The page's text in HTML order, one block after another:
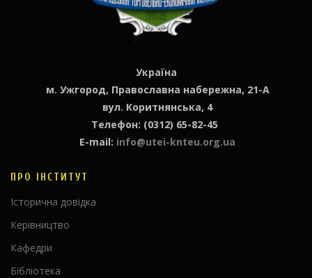
Україна
м. Ужгород, Православна набережна, 21-А
вул. Коритнянська, 4
Телефон: (0312) 65-82-45
E-mail: info@utei-knteu.org.ua
ПРО ІНСТИТУТ
Історична довідка
Керівництво
Кафедри
Бібліотека